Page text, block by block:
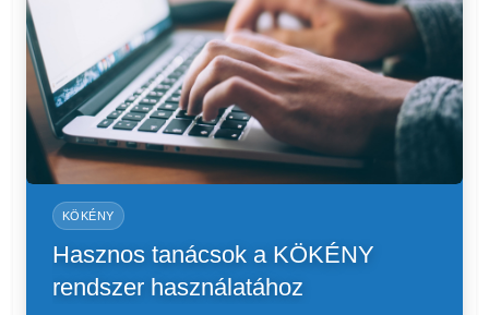
KÖKÉNY
Hasznos tanácsok a KÖKÉNY
rendszer használatához